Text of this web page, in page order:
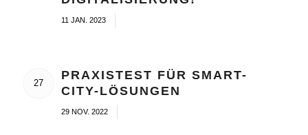
11 JAN. 2023
27
PRAXISTEST FÜR SMART-
CITY-LÖSUNGEN
29 NOV. 2022